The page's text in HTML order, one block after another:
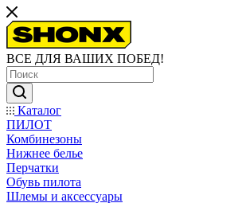
ВСЕ ДЛЯ ВАШИХ ПОБЕД!
Каталог
ПИЛОТ
Комбинезоны
Нижнее белье
Перчатки
Обувь пилота
Шлемы и аксессуары